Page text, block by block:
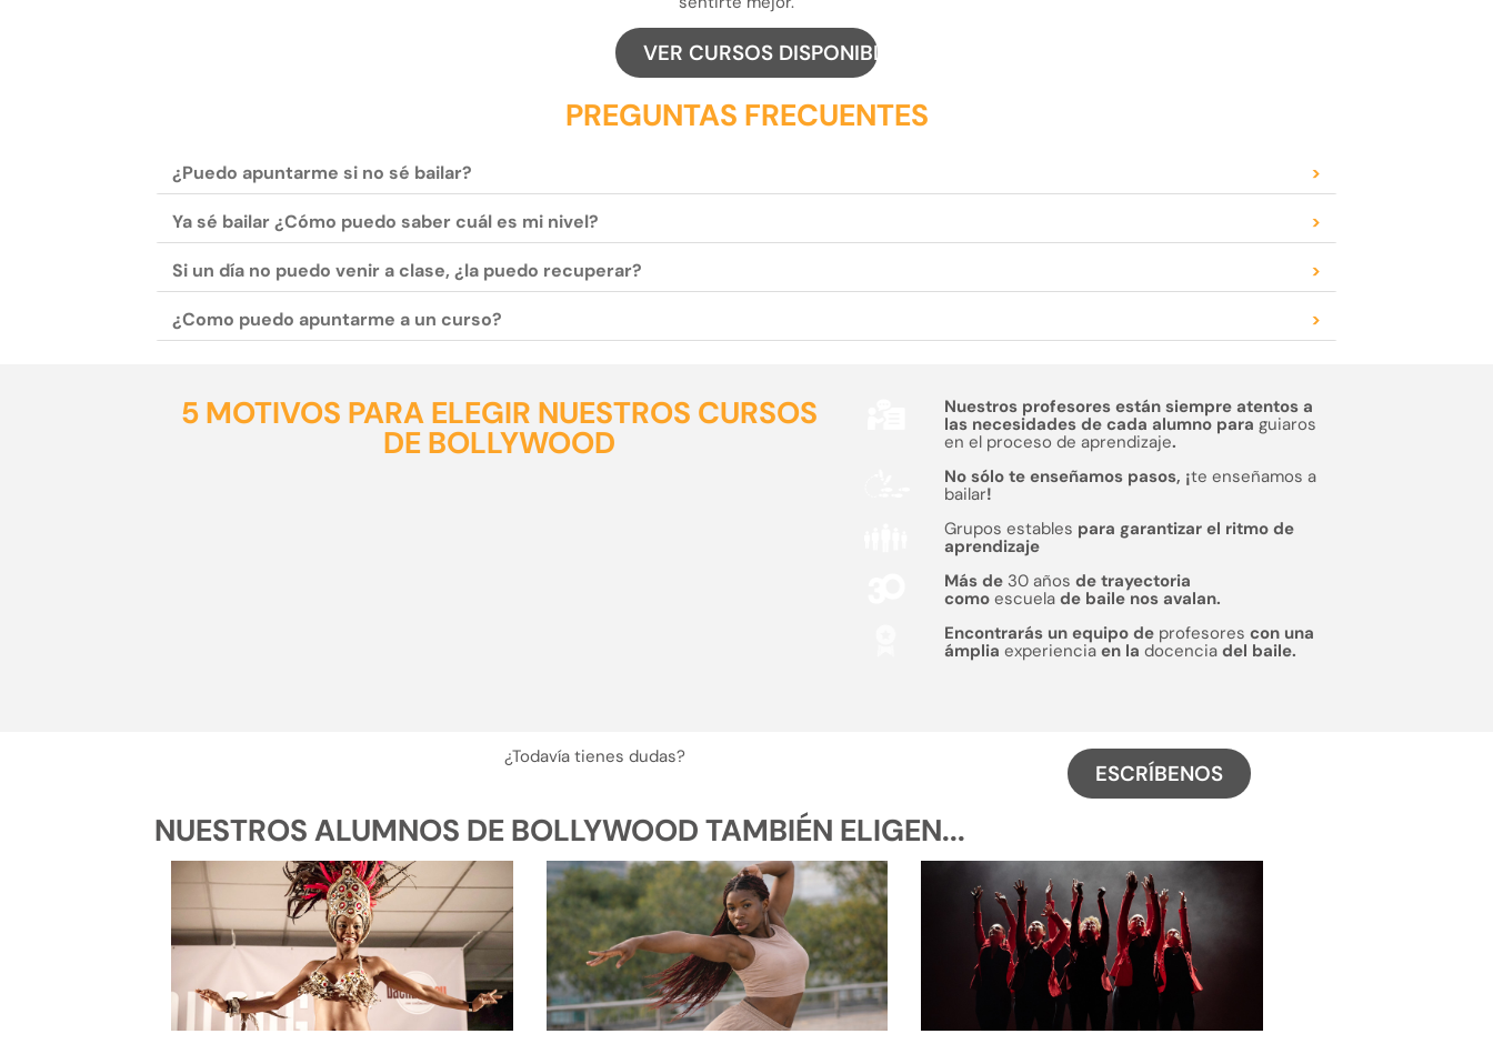
VER CURSOS DISPONIBLES
PREGUNTAS FRECUENTES
¿Puedo apuntarme si no sé bailar? >
Ya sé bailar ¿Cómo puedo saber cuál es mi nivel? >
Si un día no puedo venir a clase, ¿la puedo recuperar? >
¿Como puedo apuntarme a un curso? >
5 MOTIVOS PARA ELEGIR NUESTROS CURSOS
DE BOLLYWOOD
Nuestros profesores están siempre atentos a
las necesidades de cada alumno para guiaros
en el proceso de aprendizaje.
No sólo te enseñamos pasos, ¡te enseñamos a
bailar!
Grupos estables para garantizar el ritmo de
aprendizaje
Más de 30 años de trayectoria
como escuelade baile nos avalan.
Encontrarás un equipo de profesores con una
ámplia experiencia en la docenciadel baile.
¿Todavía tienes dudas?
ESCRÍBENOS
NUESTROS ALUMNOS DE BOLLYWOOD TAMBIÉN ELIGEN...